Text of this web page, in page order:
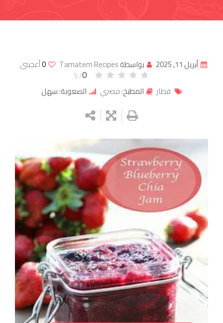
أبريل 11, 2025 بواسطةTamatem Recipes
0أعجبنى
/ 5
فطار المطبخ:مصري الصعوبة: سهل
Google+
LinkedIn
Whatsapp
StumbleUpon
Tumblr
Pinterest